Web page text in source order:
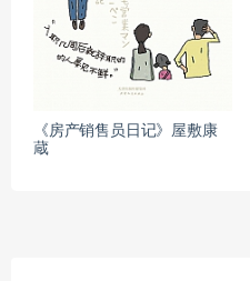
《房产销售员日记》屋敷康
蔵